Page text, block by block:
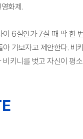
화제.
이 6살인가 7살 때 딱 한
가보자고 제안한다.
키니를 벗고 자신이 평